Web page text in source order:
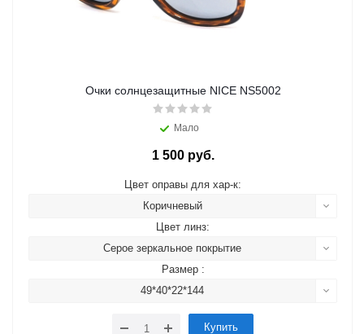
Очки солнцезащитные NICE NS5002
Мало
1 500 руб.
Цвет оправы для хар-к:
Коричневый
Цвет линз:
Серое зеркальное покрытие
Размер :
49*40*22*144
Купить